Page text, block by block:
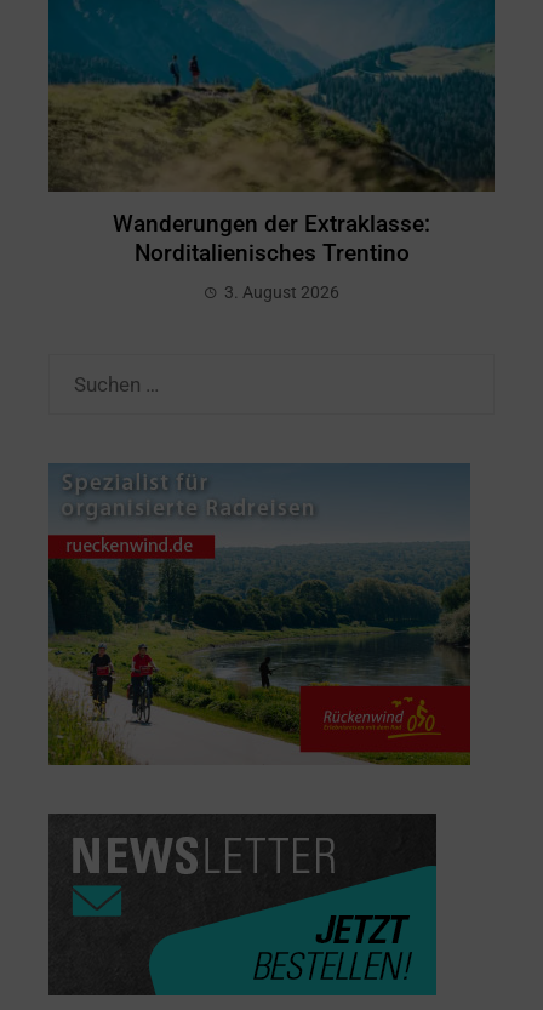
Wanderungen der Extraklasse:
Norditalienisches Trentino
3. August 2026